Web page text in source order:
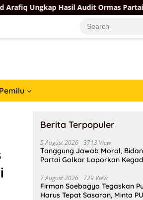
Hasil Audit Ormas Partai Golkar:
Pemilu
Berita Terpopuler
5 August 2026 3713 View
Tanggung Jawab Moral,
Partai Golkar Laporkan
7 August 2026 729 View
Firman Soebagyo Tegaskan
Harus Tepat Sasaran, Minta